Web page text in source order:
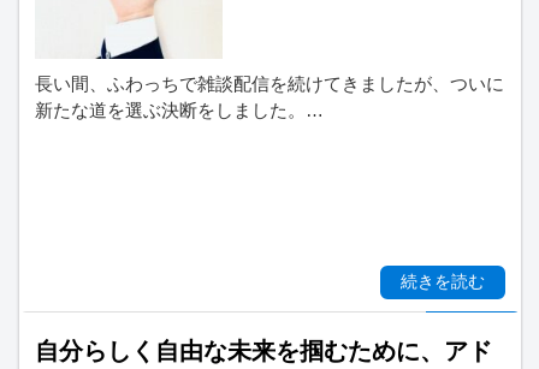
長い間、ふわっちで雑談配信を続けてきましたが、ついに
新たな道を選ぶ決断をしました。…
続きを読む
自分らしく自由な未来を掴むために、アド